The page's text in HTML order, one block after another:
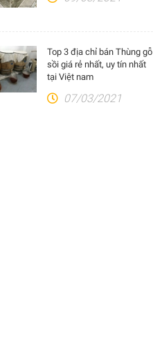
Top 3 địa chỉ bán Thùng gỗ
sồi giá rẻ nhất, uy tín nhất
tại Việt nam
07/03/2021